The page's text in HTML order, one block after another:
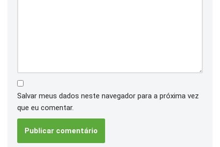
Salvar meus dados neste navegador para a próxima vez
que eu comentar.